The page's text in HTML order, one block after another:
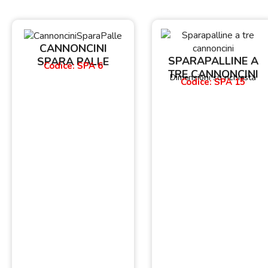
CANNONCINI
SPARA PALLE
Codice: SPA 6
SPARAPALLINE A
TRE CANNONCINI
Dimensioni su richiesta
Codice: SPA 15